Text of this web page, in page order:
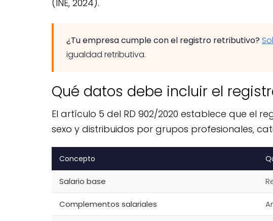
(INE, 2024).
¿Tu empresa cumple con el registro retributivo?
igualdad retributiva.
Qué datos debe incluir el
El artículo 5 del RD 902/2020 establece que el
sexo y distribuidos por grupos profesionales,
Concepto
Salario base
Complementos salariales